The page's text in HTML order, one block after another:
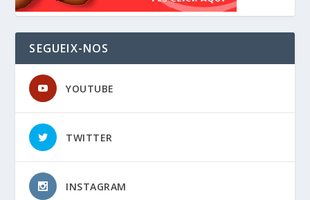
SEGUEIX-NOS
YOUTUBE
TWITTER
INSTAGRAM